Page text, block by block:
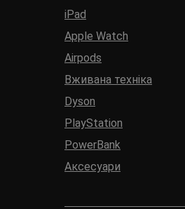
iPad
Apple Watch
Airpods
Вживана техніка
Dyson
PlayStation
PowerBank
Аксесуари